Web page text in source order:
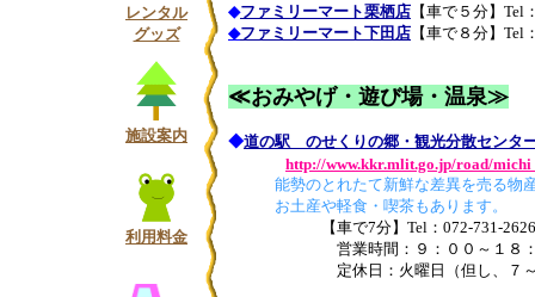
◆ファミリーマート栗栖店 【車で５分】Tel
◆ファミリーマート下田店 【車で８分】Tel
≪おみやげ・遊び場・温泉≫
◆道の駅 のせくりの郷・観光分散センタ
http://www.kkr.mlit.go.jp/road/
能勢のとれたて新鮮な差異を売る物産
お土産や軽食・喫茶もあります。
【車で7分】Tel：072-731-2626
営業時間：９：００～１８：００
定休日：火曜日（但し、７～１
レンタル
グッズ
施設案内
利用料金